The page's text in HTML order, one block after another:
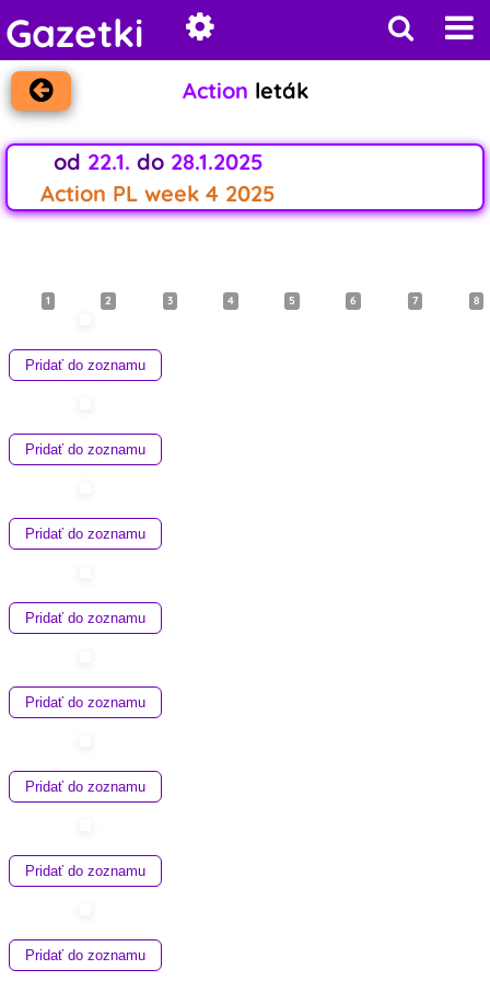
Gazetki
Action leták
od 22.1. do 28.1.2025
Action PL week 4 2025
1 2 3 4 5 6 7 8
Pridať do zoznamu
Pridať do zoznamu
Pridať do zoznamu
Pridať do zoznamu
Pridať do zoznamu
Pridať do zoznamu
Pridať do zoznamu
Pridať do zoznamu